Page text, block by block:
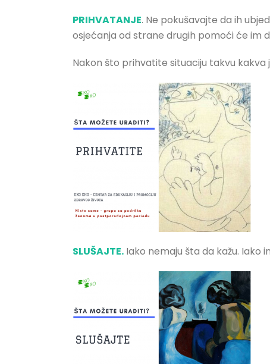
PRIHVATANJE. Ne pokušavajte da ih
osjećanja od strane drugih pomoći će im
Nakon što prihvatite situaciju takvu
SLUŠAJTE. Iako nemaju šta da kažu.